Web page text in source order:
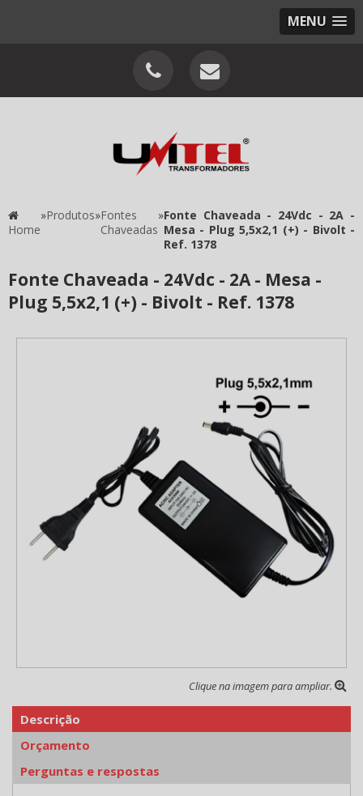
MENU
Home
»Produtos»Fontes
Chaveadas
»Fonte Chaveada - 24Vdc - 2A -
Mesa - Plug 5,5x2,1 (+) - Bivolt -
Ref. 1378
Fonte Chaveada - 24Vdc - 2A - Mesa -
Plug 5,5x2,1 (+) - Bivolt - Ref. 1378
Clique na imagem para ampliar.
Descrição
Orçamento
Perguntas e respostas